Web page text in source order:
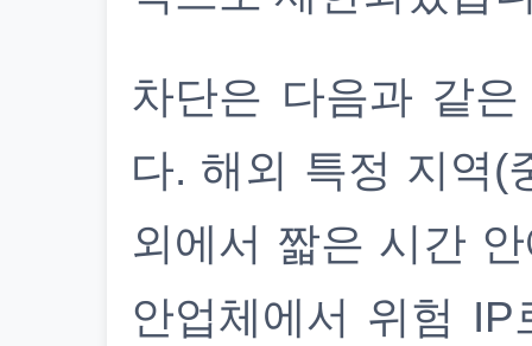
차단은 다음과 같
다. 해외 특정 지역(
외에서 짧은 시간
안업체에서 위험